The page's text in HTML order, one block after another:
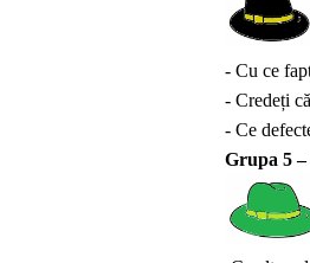
- Cu ce
- Credeți
- Ce
Grupa 5